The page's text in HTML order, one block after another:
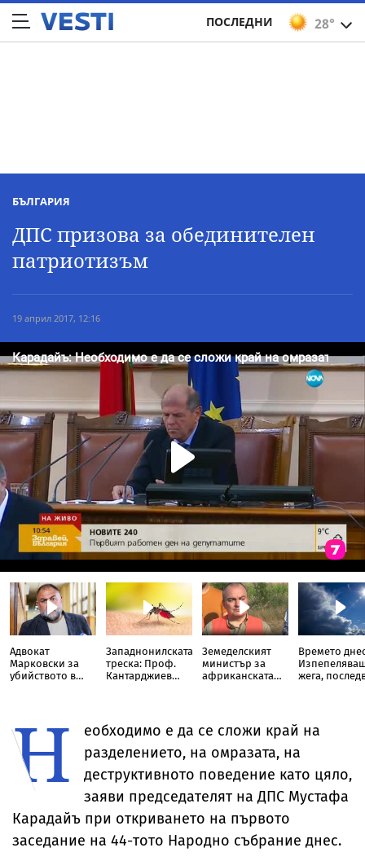
28°
ПОСЛЕДНИ
БЪЛГАРИЯ
ДПС призова за обединителен
патриотизъм
19 април 2017, 12:16
Адвокат
Марковски за
убийството в
от
непълнолетни
не съм виждал
Западнонилската
треска: Проф.
Кантарджиев
заболяването
Земеделският
министър за
африканската
стопанствата, в
които е открита
Времето
жега,
Н
еобходимо е да се сложи край на
разделението, на омразата, на
деструктивното поведение като цяло,
заяви председателят на ДПС Мустафа
Карадайъ при откриването на първото
заседание на 44-тото Народно събрание днес.